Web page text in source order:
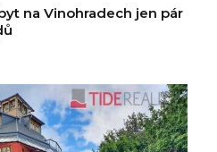
na Vinohradech jen pár